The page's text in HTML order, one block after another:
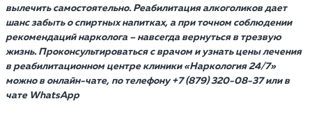
вылечить самостоятельно. Реабилитация алкоголиков дает
шанс забыть о спиртных напитках, а при точном соблюдении
рекомендаций нарколога – навсегда вернуться в трезвую
жизнь. Проконсультироваться с врачом и узнать цены лечения
в реабилитационном центре клиники «Наркология 24/7»
можно в онлайн-чате, по телефону +7 (879) 320-08-37 или в
чате WhatsApp